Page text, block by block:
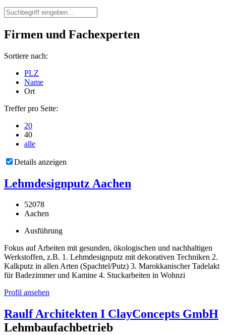
Firmen und Fachexperten
Sortiere nach:
PLZ
Name
Ort
Treffer pro Seite:
20
40
alle
Details anzeigen
Lehmdesignputz Aachen
52078
Aachen
Ausführung
Fokus auf Arbeiten mit gesunden, ökologischen und nachhaltigen
Werkstoffen, z.B. 1. Lehmdesignputz mit dekorativen Techniken 2.
Kalkputz in allen Arten (Spachtel/Putz) 3. Marokkanischer Tadelakt
für Badezimmer und Kamine 4. Stuckarbeiten in Wohnzi
Profil ansehen
Raulf Architekten I ClayConcepts GmbH
Lehmbaufachbetrieb